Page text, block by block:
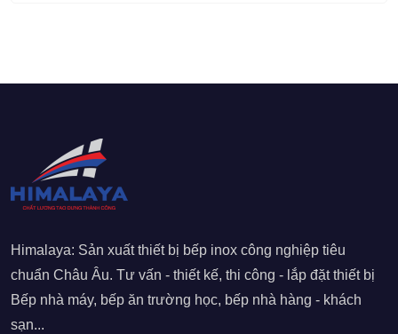
Himalaya: Sản xuất thiết bị bếp inox công nghiệp tiêu
chuẩn Châu Âu. Tư vấn - thiết kế, thi công - lắp đặt thiết bị
Bếp nhà máy, bếp ăn trường học, bếp nhà hàng - khách
sạn...